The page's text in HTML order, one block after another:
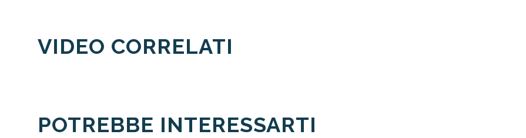
VIDEO CORRELATI
POTREBBE INTERESSARTI